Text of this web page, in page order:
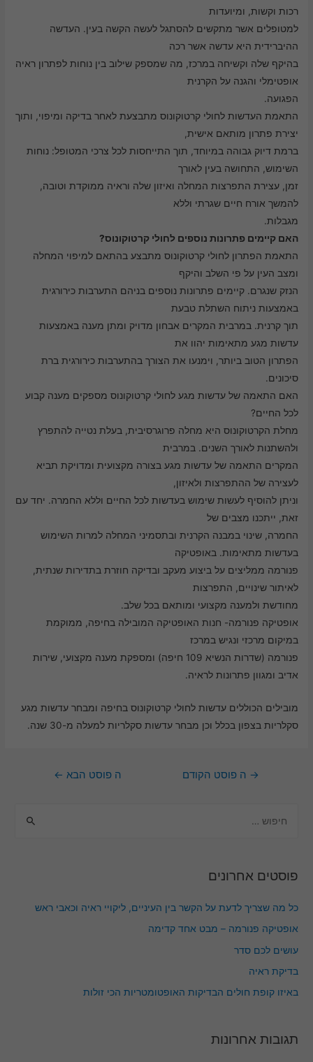
רכות וקשות, ומיועדות
למטופלים אשר מתקשים להסתגל לעשה הקשה בעין. העדשה
ההיברידית היא עדשה אשר רכה
בהיקף שלה וקשיחה במרכז, מה שמספק שילוב בין נוחות לפתרון ראיה
אופטימלי והגנה על הקרנית
הפגועה.
התאמת העדשות לחולי קרטוקונוס מתבצעת לאחר בדיקה ומיפוי, ותוך
יצירת פתרון מותאם אישית,
ברמת דיוק גבוהה במיוחד, תוך התייחסות לכל צרכי המטופל: נוחות
השימוש, התחושה בעין לאורך
זמן, עצירת התפרצות המחלה ואיזון שלה וראיה ממוקדת וטובה,
להמשך אורח חיים שגרתי וללא
מגבלות.
האם קיימים פתרונות נוספים לחולי קרטוקונוס?
התאמת הפתרון לחולי קרטוקונוס מתבצע בהתאם למיפוי המחלה
ומצב העין על פי השלב והיקף
הנזק שנגרם. קיימים פתרונות נוספים בניהם התערבות כירורגית
באמצעות ניתוח השתלת טבעת
תוך קרנית. במרבית המקרים אבחון מדויק ומתן מענה באמצעות
עדשות מגע מתאימות יהוו את
הפתרון הטוב ביותר, וימנעו את הצורך בהתערבות כירורגית ברת
סיכונים.
האם התאמה של עדשות מגע לחולי קרטוקונוס מספקים מענה קבוע
לכל החיים?
מחלת הקרטוקונוס היא מחלה פרוגרסיבית, בעלת נטייה להתפרץ
ולהשתנות לאורך השנים. במרבית
המקרים התאמה של עדשות מגע בצורה מקצועית ומדויקת תביא
לעצירה של ההתפרצות ולאיזון,
וניתן להוסיף לעשות שימוש בעדשות לכל החיים וללא החמרה. יחד עם
זאת, ייתכנו מצבים של
החמרה, שינוי במבנה הקרנית ובתסמיני המחלה למרות השימוש
בעדשות מתאימות. באופטיקה
פנורמה ממליצים על ביצוע מעקב ובדיקה חוזרת בתדירות שנתית,
לאיתור שינויים, התפרצות
מחודשת ולמענה מקצועי ומותאם בכל שלב.
אופטיקה פנורמה- חנות האופטיקה המובילה בחיפה, ממוקמת
במיקום מרכזי ונגיש במרכז
פנורמה (שדרות הנשיא 109 חיפה) ומספקת מענה מקצועי, שירות
אדיב ומגוון פתרונות לראיה.
מובילים הכוללים עדשות לחולי קרטוקונוס בחיפה ומבחר עדשות מגע
סקלריות בצפון בכלל וכן מבחר עדשות סקלריות למעלה מ-30 שנה.
→ ה פוסט הקודם ה פוסט הבא ←
פוסטים אחרונים
כל מה שצריך לדעת על הקשר בין העיניים, ליקויי ראיה וכאבי ראש
אופטיקה פנורמה – מבט אחד קדימה
עושים לכם סדר
בדיקת ראיה
באיזו קופת חולים הבדיקות האופטומטריות הכי זולות
תגובות אחרונות
Cookie אלו
הם נדרשים
סטטיסטיקות
תפקוד האתר
אופן השימוש
חוויית
בצורה
מיטבית
במהלך
Cookie
אלו, חלק
תחומי
העניין
לראות תוכן